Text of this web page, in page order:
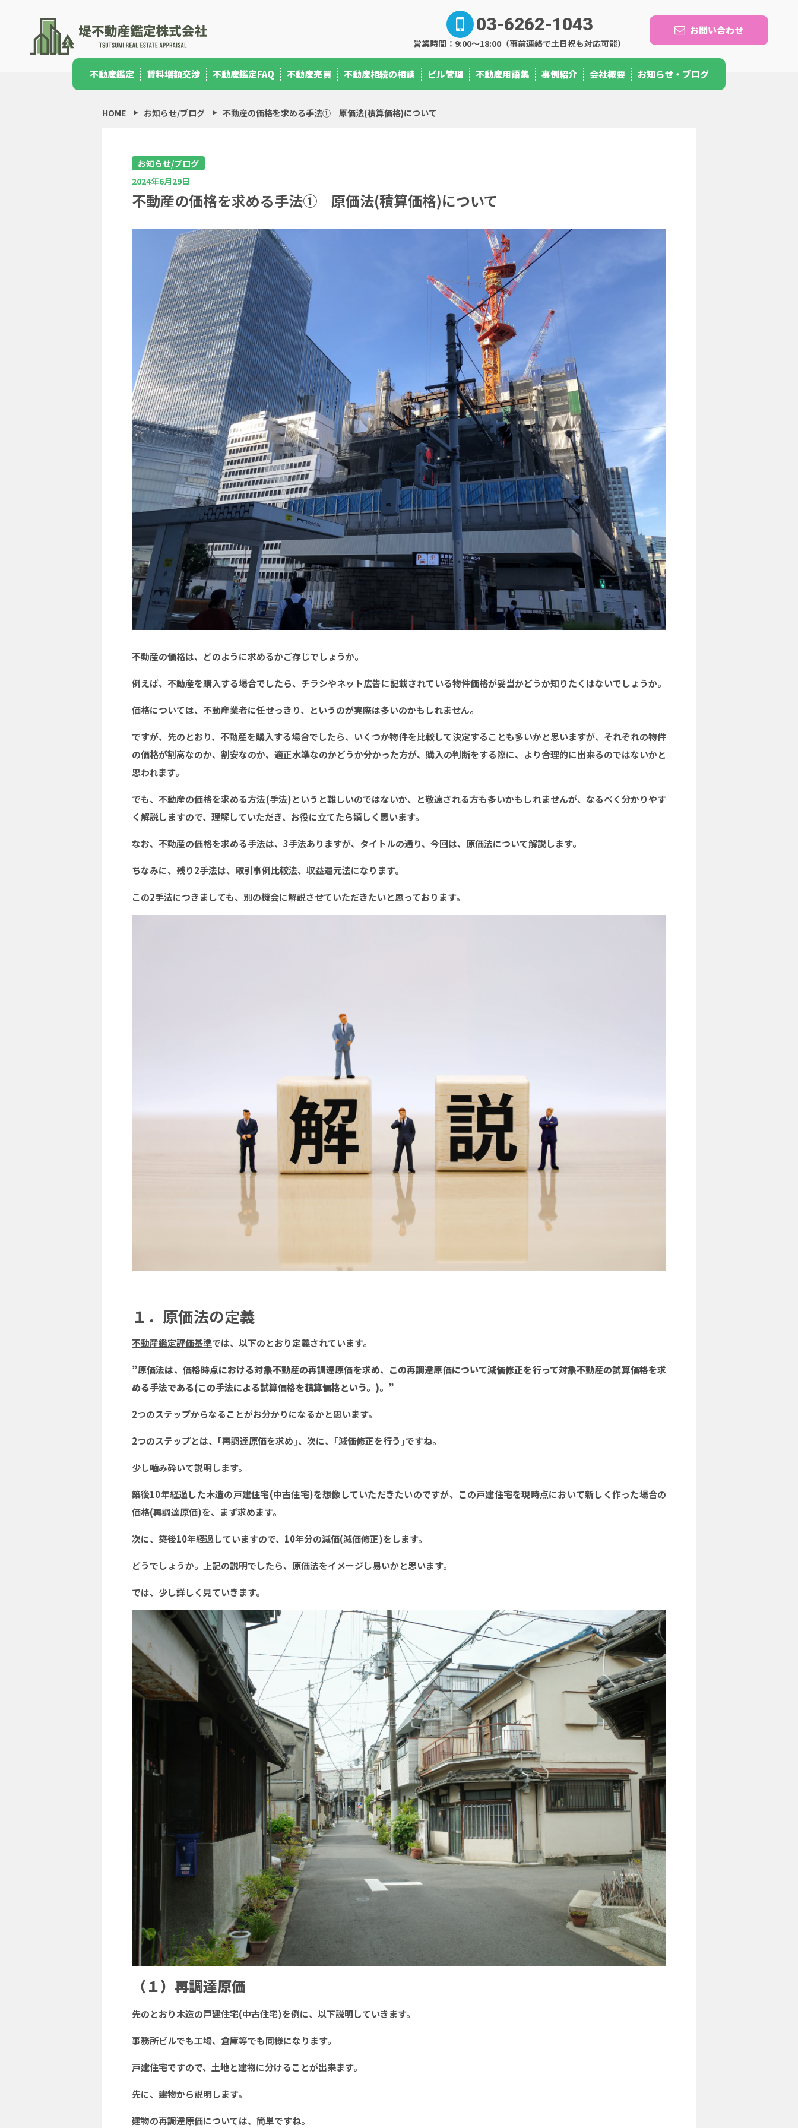
03-6262-1043
営業時間：9:00～18:00（事前連絡で土日祝も対応可能）
お問い合わせ
不動産鑑定 賃料増額交渉 不動産鑑定FAQ 不動産売買 不動産相続の相談 ビル管理 不動産用語集 事例紹介 会社概要 お知らせ・ブログ
HOME お知らせ/ブログ 不動産の価格を求める手法① 原価法(積算価格)について
お知らせ/ブログ
2024年6月29日
不動産の価格を求める手法① 原価法(積算価格)について
不動産の価格は、どのように求めるかご存じでしょうか。
例えば、不動産を購入する場合でしたら、チラシやネット広告に記載されている物件価格が妥当かどうか知りたくはないでしょうか。
価格については、不動産業者に任せっきり、というのが実際は多いのかもしれません。
ですが、先のとおり、不動産を購入する場合でしたら、いくつか物件を比較して決定することも多いかと思いますが、それぞれの物件
の価格が割高なのか、割安なのか、適正水準なのかどうか分かった方が、購入の判断をする際に、より合理的に出来るのではないかと
思われます。
でも、不動産の価格を求める方法(手法)というと難しいのではないか、と敬遠される方も多いかもしれませんが、なるべく分かりやす
く解説しますので、理解していただき、お役に立てたら嬉しく思います。
なお、不動産の価格を求める手法は、3手法ありますが、タイトルの通り、今回は、原価法について解説します。
ちなみに、残り2手法は、取引事例比較法、収益還元法になります。
この2手法につきましても、別の機会に解説させていただきたいと思っております。
１．原価法の定義
不動産鑑定評価基準では、以下のとおり定義されています。
”原価法は、価格時点における対象不動産の再調達原価を求め、この再調達原価について減価修正を行って対象不動産の試算価格を求
める手法である(この手法による試算価格を積算価格という。 )。 ”
2つのステップからなることがお分かりになるかと思います。
2つのステップとは、｢再調達原価を求め｣、次に、｢減価修正を行う｣ですね。
少し嚙み砕いて説明します。
築後10年経過した木造の戸建住宅(中古住宅)を想像していただきたいのですが、この戸建住宅を現時点において新しく作った場合の
価格(再調達原価)を、まず求めます。
次に、築後10年経過していますので、10年分の減価(減価修正)をします。
どうでしょうか。上記の説明でしたら、原価法をイメージし易いかと思います。
では、少し詳しく見ていきます。
（１）再調達原価
先のとおり木造の戸建住宅(中古住宅)を例に、以下説明していきます。
事務所ビルでも工場、倉庫等でも同様になります。
戸建住宅ですので、土地と建物に分けることが出来ます。
先に、建物から説明します。
建物の再調達原価については、簡単ですね。